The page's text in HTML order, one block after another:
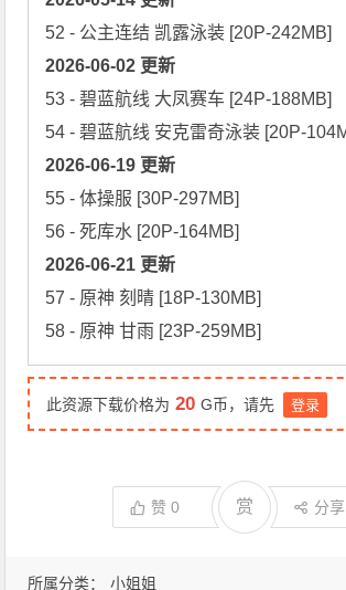
所属分类： 小姐姐
2026-06-02 更新
53 - 碧蓝航线 大凤赛车 [24P-188MB]
2026-06-19 更新
55 - 体操服 [30P-297MB]
2026-06-21 更新
57 - 原神 刻晴 [18P-130MB]
58 - 原神 甘雨 [23P-259MB]
此资源下载价格为 20 G币，请先 登录
赞0 赏 分享